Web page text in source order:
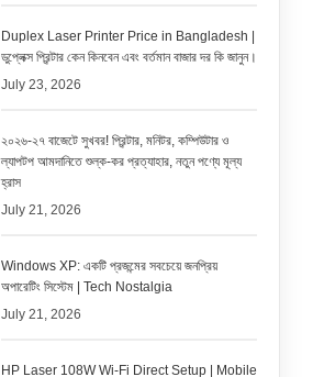
Duplex Laser Printer Price in Bangladesh |
ডুপ্লেক্স প্রিন্টার কেন কিনবেন এবং বর্তমান বাজার দর কি জানুন।
July 23, 2026
২০২৬-২৭ বাজেটে সুখবর! প্রিন্টার, মনিটর, কম্পিউটার ও
ল্যাপটপ আমদানিতে শুল্ক-কর প্রত্যাহার, নতুন পণ্যে মূল্য
হ্রাস
July 21, 2026
Windows XP: একটি প্রজন্মের সবচেয়ে জনপ্রিয়
অপারেটিং সিস্টেম | Tech Nostalgia
July 21, 2026
HP Laser 108W Wi-Fi Direct Setup | Mobile